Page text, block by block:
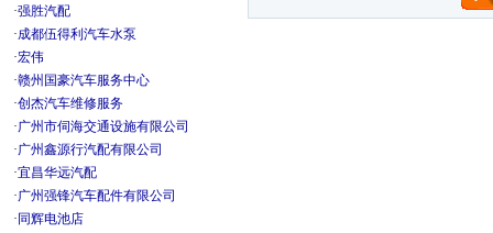
·强胜汽配
·成都伍得利汽车水泵
·宏伟
·赣州国豪汽车服务中心
·创杰汽车维修服务
·广州市伺海交通设施有限公司
·广州鑫源行汽配有限公司
·宜昌华远汽配
·广州强锋汽车配件有限公司
· 同辉电池店